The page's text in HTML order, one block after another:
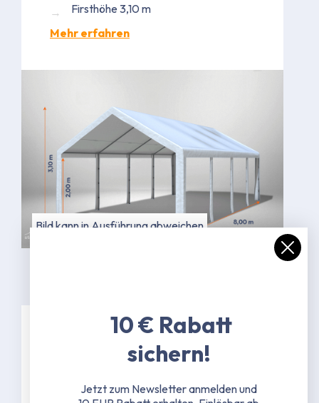
Firsthöhe 3,10 m
Mehr erfahren
Bild kann in Ausführung abweichen
Spezifikationen
Materialstärke
10 € Rabatt
sichern!
Jetzt zum Newsletter anmelden und